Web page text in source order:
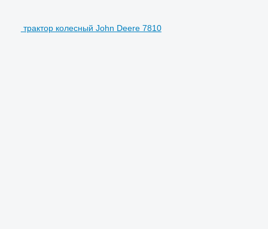
трактор колесный John Deere 7810